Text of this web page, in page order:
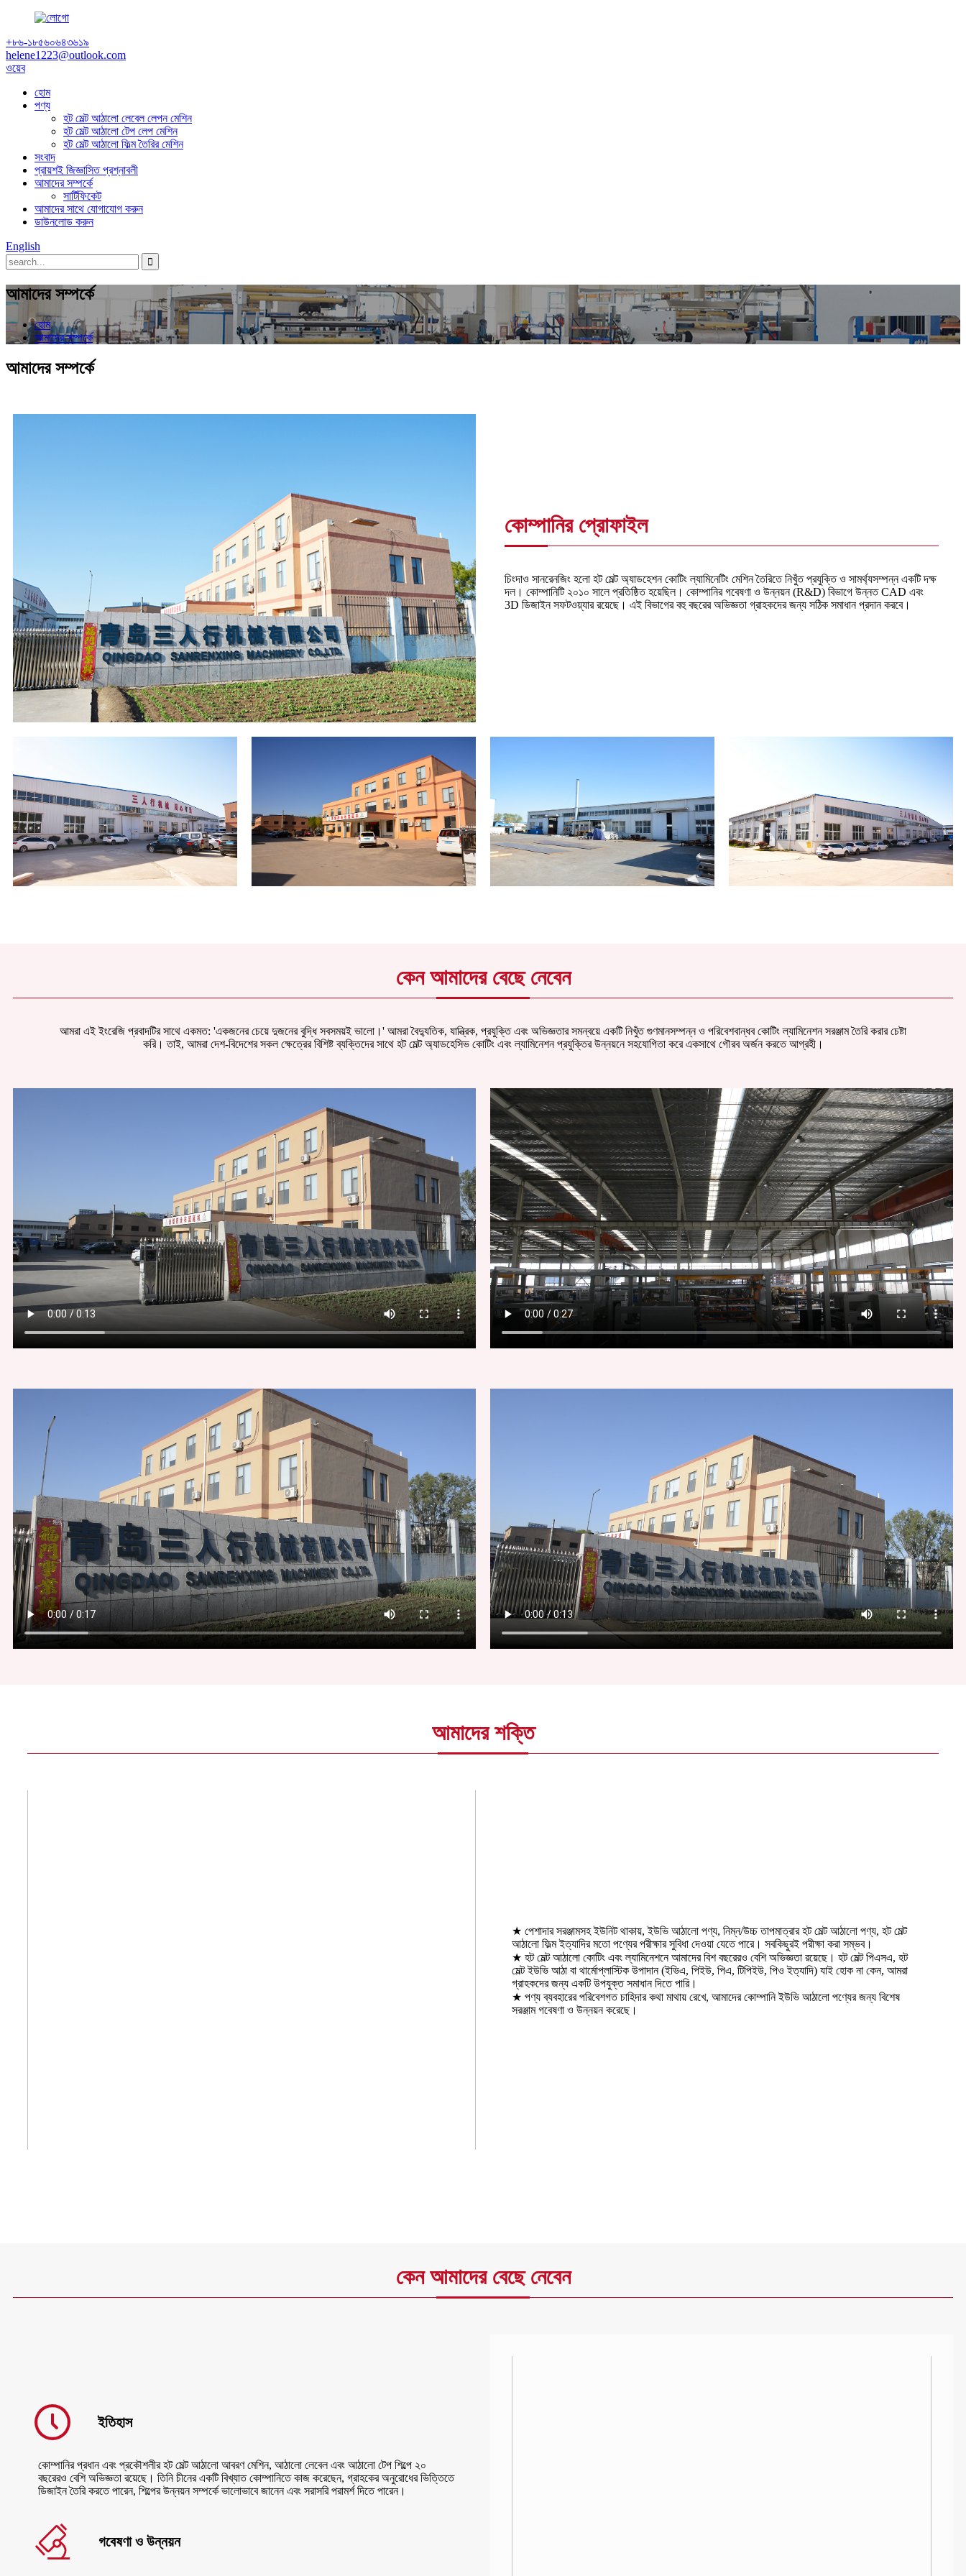
+৮৬-১৮৫৬০৬৪৩৬১৯
helene1223@outlook.com
ওয়েব
হোম
পণ্য
হট মেল্ট আঠালো লেবেল লেপন মেশিন
হট মেল্ট আঠালো টেপ লেপ মেশিন
হট মেল্ট আঠালো ফিল্ম তৈরির মেশিন
সংবাদ
প্রায়শই জিজ্ঞাসিত প্রশ্নাবলী
আমাদের সম্পর্কে
সার্টিফিকেট
আমাদের সাথে যোগাযোগ করুন
ডাউনলোড করুন
English
আমাদের সম্পর্কে
হোম
আমাদের সম্পর্কে
আমাদের সম্পর্কে
কোম্পানির প্রোফাইল
চিংদাও সানরেনজিং হলো হট মেল্ট অ্যাডহেশন কোটিং ল্যামিনেটিং মেশিন তৈরিতে নিখুঁত প্রযুক্তি ও সামর্থ্যসম্পন্ন একটি দক্ষ
দল। কোম্পানিটি ২০১০ সালে প্রতিষ্ঠিত হয়েছিল। কোম্পানির গবেষণা ও উন্নয়ন (R&D) বিভাগে উন্নত CAD এবং
3D ডিজাইন সফটওয়্যার রয়েছে। এই বিভাগের বহু বছরের অভিজ্ঞতা গ্রাহকদের জন্য সঠিক সমাধান প্রদান করবে।
কেন আমাদের বেছে নেবেন
আমরা এই ইংরেজি প্রবাদটির সাথে একমত: 'একজনের চেয়ে দুজনের বুদ্ধি সবসময়ই ভালো।' আমরা বৈদ্যুতিক, যান্ত্রিক, প্রযুক্তি এবং অভিজ্ঞতার সমন্বয়ে একটি নিখুঁত গুণমানসম্পন্ন ও পরিবেশবান্ধব কোটিং ল্যামিনেশন সরঞ্জাম তৈরি করার চেষ্টা
করি। তাই, আমরা দেশ-বিদেশের সকল ক্ষেত্রের বিশিষ্ট ব্যক্তিদের সাথে হট মেল্ট অ্যাডহেসিভ কোটিং এবং ল্যামিনেশন প্রযুক্তির উন্নয়নে সহযোগিতা করে একসাথে গৌরব অর্জন করতে আগ্রহী।
আমাদের শক্তি
★ পেশাদার সরঞ্জামসহ ইউনিট থাকায়, ইউভি আঠালো পণ্য, নিম্ন/উচ্চ তাপমাত্রার হট মেল্ট আঠালো পণ্য, হট মেল্ট
আঠালো ফিল্ম ইত্যাদির মতো পণ্যের পরীক্ষার সুবিধা দেওয়া যেতে পারে। সবকিছুরই পরীক্ষা করা সম্ভব।
★ হট মেল্ট আঠালো কোটিং এবং ল্যামিনেশনে আমাদের বিশ বছরেরও বেশি অভিজ্ঞতা রয়েছে। হট মেল্ট পিএসএ, হট
মেল্ট ইউভি আঠা বা থার্মোপ্লাস্টিক উপাদান (ইভিএ, পিইউ, পিএ, টিপিইউ, পিও ইত্যাদি) যাই হোক না কেন, আমরা
গ্রাহকদের জন্য একটি উপযুক্ত সমাধান দিতে পারি।
★ পণ্য ব্যবহারের পরিবেশগত চাহিদার কথা মাথায় রেখে, আমাদের কোম্পানি ইউভি আঠালো পণ্যের জন্য বিশেষ
সরঞ্জাম গবেষণা ও উন্নয়ন করেছে।
কেন আমাদের বেছে নেবেন
ইতিহাস
কোম্পানির প্রধান এবং প্রকৌশলীর হট মেল্ট আঠালো আবরণ মেশিন, আঠালো লেবেল এবং আঠালো টেপ শিল্পে ২০
বছরেরও বেশি অভিজ্ঞতা রয়েছে। তিনি চীনের একটি বিখ্যাত কোম্পানিতে কাজ করেছেন, গ্রাহকের অনুরোধের ভিত্তিতে
ডিজাইন তৈরি করতে পারেন, শিল্পের উন্নয়ন সম্পর্কে ভালোভাবে জানেন এবং সরাসরি পরামর্শ দিতে পারেন।
গবেষণা ও উন্নয়ন